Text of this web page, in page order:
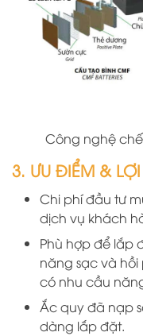
Công nghệ
3. ƯU ĐIỂM &
Chi phí đầu tư
dịch vụ khách
Phù hợp để lắp
năng sạc và
có nhu cầu
Ắc quy đã nạp
dàng lắp đặt.